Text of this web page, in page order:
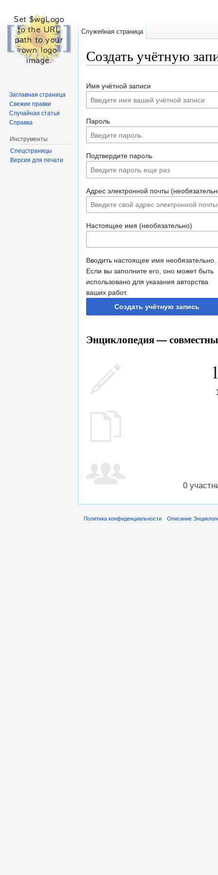
Создать учётную
Имя учётной записи
Пароль
Подтвердите пароль
Адрес электронной почты
Настоящее имя (необязательно)
Вводить настоящее имя необязательно.
Если вы заполните его, оно может быть
использовано для указания авторства
ваших работ.
Создать учётную запись
Энциклопедия —
0
Служебная страница
Заглавная страница
Свежие правки
Случайная статья
Справка
Инструменты
Спецстраницы
Версия для печати
Политика конфиденциальности Описание